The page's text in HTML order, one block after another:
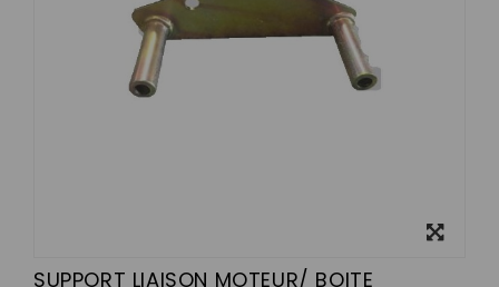
SUPPORT LIAISON MOTEUR/ BOITE